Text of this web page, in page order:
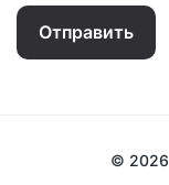
Отправить
© 2026